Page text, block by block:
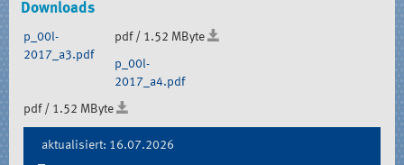
Downloads
p_00l-
2017_a3.pdf
pdf / 1.52 MByte
p_00l-
2017_a4.pdf
pdf / 1.52 MByte
Document
aktualisiert: 16.07.2026